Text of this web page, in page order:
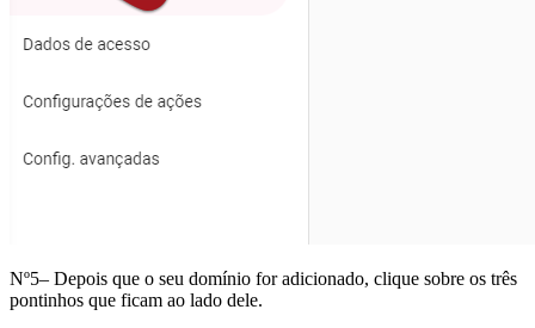
Nº5– Depois que o seu domínio for adicionado, clique sobre os três
pontinhos que ficam ao lado dele.